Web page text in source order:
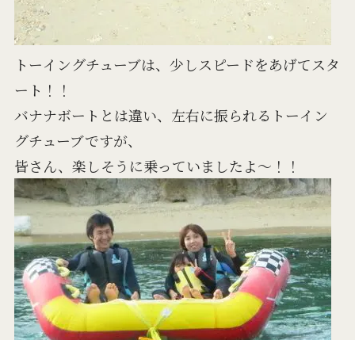
トーイングチューブは、少しスピードをあげてスタ
ート！！
バナナボートとは違い、左右に振られるトーイン
グチューブですが、
皆さん、楽しそうに乗っていましたよ～！！